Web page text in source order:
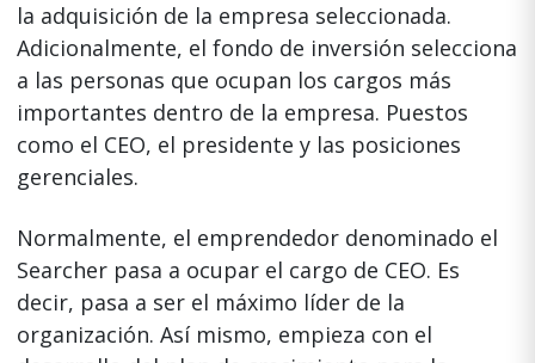
la adquisición de la empresa seleccionada.
Adicionalmente, el fondo de inversión selecciona
a las personas que ocupan los cargos más
importantes dentro de la empresa. Puestos
como el CEO, el presidente y las posiciones
gerenciales.
Normalmente, el emprendedor denominado el
Searcher pasa a ocupar el cargo de CEO. Es
decir, pasa a ser el máximo líder de la
organización. Así mismo, empieza con el